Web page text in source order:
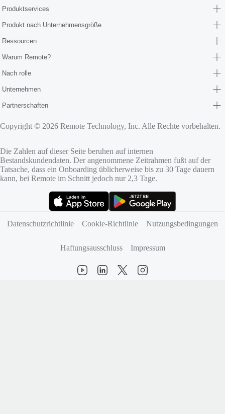
Produktservices
Produkt nach Unternehmensgröße
Ressourcen
Warum Remote?
Nach rolle
Unternehmen
Partnerschaften
Copyright © 2026 Remote Technology, Inc. Alle Rechte vorbehalten.
Die Zahlen auf dieser Seite beruhen auf internen
Bestandskundendaten. Der angenommene Zeitrahmen fußt auf der
Tatsache, dass ein Onboarding üblicherweise bis zu 30 Tage dauern
kann, bei Remote im Schnitt jedoch nur 2,3 Tage.
Datenschutzrichtlinie
Cookie-Richtlinie Nutzungsbedingungen
Haftungsausschluss Impressum